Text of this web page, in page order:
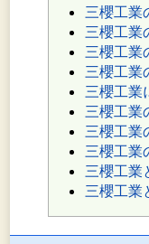
三櫻工業
三櫻工業
三櫻工業
三櫻工業
三櫻工業
三櫻工業
三櫻工業
三櫻工業
三櫻工業
三櫻工業